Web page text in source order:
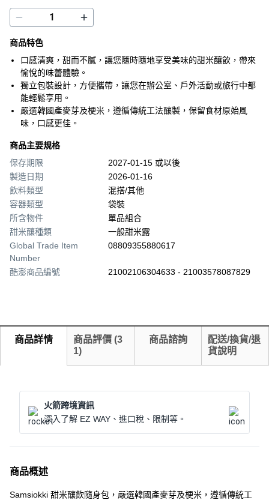
商品特色
口感清爽，甜而不膩，讓您隨時隨地享受美味的甜米釀飲，帶來
愉悅的味蕾體驗。
獨立包裝設計，方便攜帶，讓您在辦公室、戶外活動或旅行中都
能輕鬆享用。
嚴選韓國產麥芽及梗米，遵循傳統工法釀製，保留食材原始風
味，口感更佳。
商品主要規格
保存期限
2027-01-15 或以後
製造日期
2026-01-16
飲料類型
混搭/其他
容器類型
袋裝
所含物件
單品組合
甜米釀種類
一般甜米露
Global Trade Item
Number
08809355880617
酷澎商品編號 21002106304633 - 21003578087829
商品詳情 商品評價 (3
1)
商品諮詢
配送/換貨/退
貨說明
火箭跨境資訊
深入了解 EZ WAY、進口稅、限制等。
商品概述
Samsiokki 甜米釀飲隨身包，嚴選韓國產麥芽及梗米，遵循傳統工